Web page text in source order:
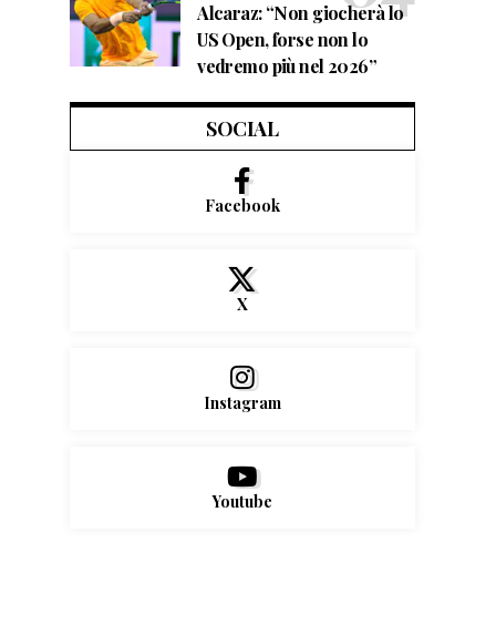
Alcaraz: “Non giocherà lo
US Open, forse non lo
vedremo più nel 2026”
SOCIAL
Facebook
X
Instagram
Youtube